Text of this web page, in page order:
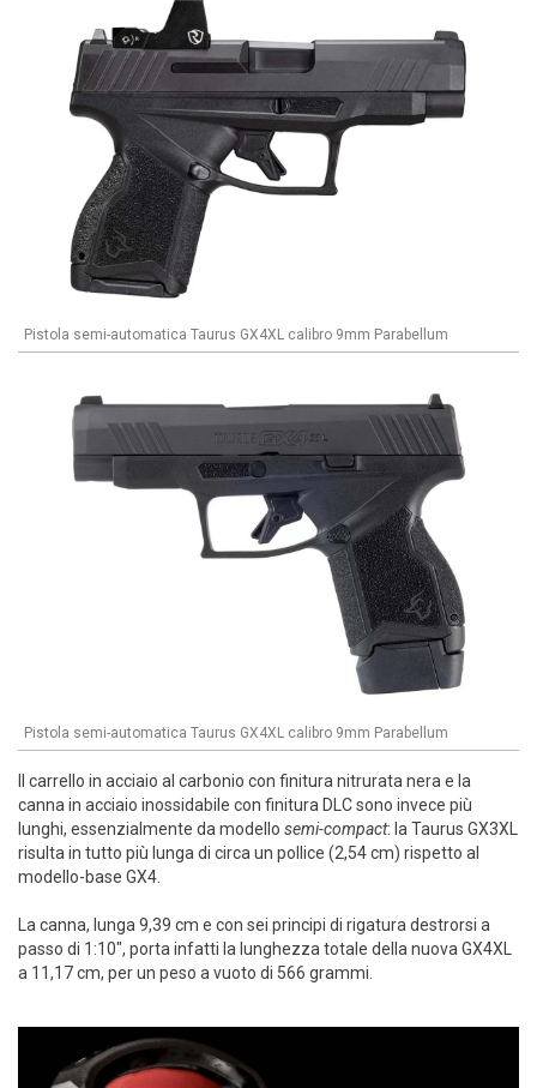
Pistola semi-automatica Taurus GX4XL calibro 9mm Parabellum
Pistola semi-automatica Taurus GX4XL calibro 9mm Parabellum
Il carrello in acciaio al carbonio con finitura nitrurata nera e la
canna in acciaio inossidabile con finitura DLC sono invece più
lunghi, essenzialmente da modello semi-compact: la Taurus GX3XL
risulta in tutto più lunga di circa un pollice (2,54 cm) rispetto al
modello-base GX4.
La canna, lunga 9,39 cm e con sei principi di rigatura destrorsi a
passo di 1:10", porta infatti la lunghezza totale della nuova GX4XL
a 11,17 cm, per un peso a vuoto di 566 grammi.